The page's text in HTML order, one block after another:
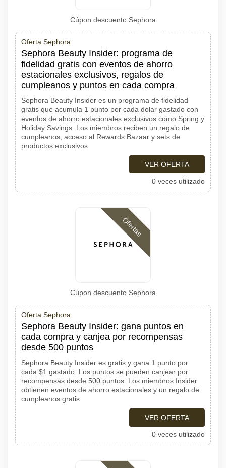
Cúpon descuento Sephora
Oferta Sephora
Sephora Beauty Insider: programa de
fidelidad gratis con eventos de ahorro
estacionales exclusivos, regalos de
cumpleanos y puntos en cada compra
Sephora Beauty Insider es un programa de fidelidad
gratis que acumula 1 punto por cada dolar gastado con
eventos de ahorro estacionales exclusivos como Spring y
Holiday Savings. Los miembros reciben un regalo de
cumpleanos, acceso al Rewards Bazaar y sets de
productos exclusivos
VER OFERTA
0 veces utilizado
Ofertas
Cúpon descuento Sephora
Oferta Sephora
Sephora Beauty Insider: gana puntos en
cada compra y canjea por recompensas
desde 500 puntos
Sephora Beauty Insider es gratis y gana 1 punto por
cada $1 gastado. Los puntos se pueden canjear por
recompensas desde 500 puntos. Los miembros Insider
obtienen eventos de ahorro estacionales y un regalo de
cumpleanos gratis
VER OFERTA
0 veces utilizado